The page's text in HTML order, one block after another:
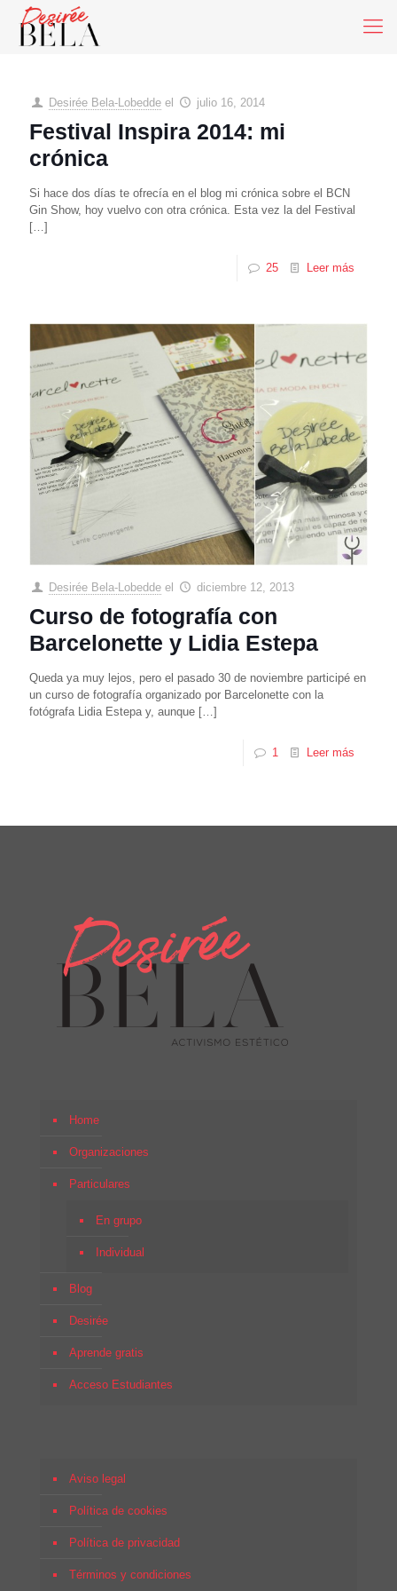
Desirée Bela-Lobedde el julio 16, 2014
Festival Inspira 2014: mi
crónica
Si hace dos días te ofrecía en el blog mi crónica sobre el BCN
Gin Show, hoy vuelvo con otra crónica. Esta vez la del Festival
[…]
25 Leer más
Desirée Bela-Lobedde el diciembre 12, 2013
Curso de fotografía con
Barcelonette y Lidia Estepa
Queda ya muy lejos, pero el pasado 30 de noviembre participé en
un curso de fotografía organizado por Barcelonette con la
fotógrafa Lidia Estepa y, aunque […]
1 Leer más
Home
Organizaciones
Particulares
En grupo
Individual
Blog
Desirée
Aprende gratis
Acceso Estudiantes
Aviso legal
Política de cookies
Política de privacidad
Términos y condiciones